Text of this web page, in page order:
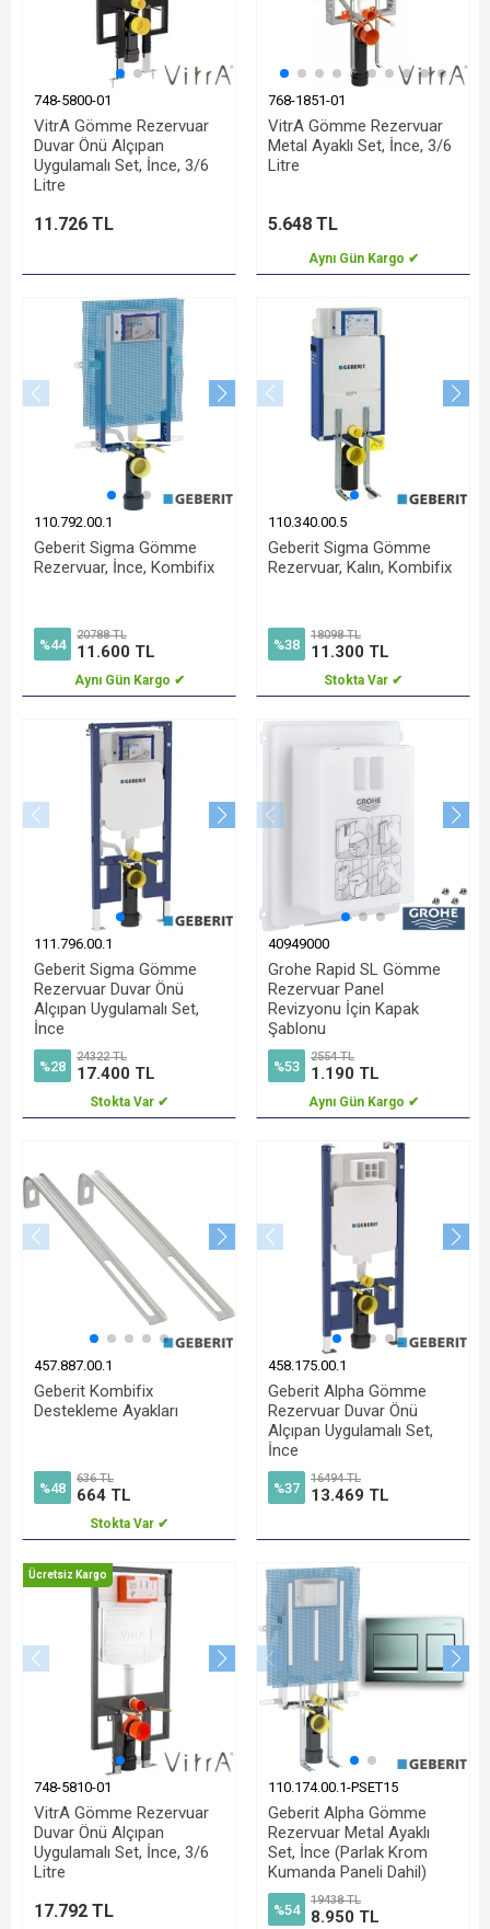
748-5800-01
VitrA Gömme Rezervuar
Duvar Önü Alçıpan
Uygulamalı Set, İnce, 3/6
Litre
11.726 TL
768-1851-01
VitrA Gömme Rezervuar
Metal Ayaklı Set, İnce, 3/6
Litre
5.648 TL
Aynı Gün Kargo ✔
110.792.00.1
Geberit Sigma Gömme
Rezervuar, İnce, Kombifix
%44
20788 TL
11.600 TL
Aynı Gün Kargo ✔
110.340.00.5
Geberit Sigma Gömme
Rezervuar, Kalın, Kombifix
%38
18098 TL
11.300 TL
Stokta Var ✔
111.796.00.1
Geberit Sigma Gömme
Rezervuar Duvar Önü
Alçıpan Uygulamalı Set,
İnce
%28
24322 TL
17.400 TL
Stokta Var ✔
40949000
Grohe Rapid SL Gömme
Rezervuar Panel
Revizyonu İçin Kapak
Şablonu
%53
2554 TL
1.190 TL
Aynı Gün Kargo ✔
457.887.00.1
Geberit Kombifix
Destekleme Ayakları
%48
636 TL
664 TL
Stokta Var ✔
458.175.00.1
Geberit Alpha Gömme
Rezervuar Duvar Önü
Alçıpan Uygulamalı Set,
İnce
%37
16494 TL
13.469 TL
Ücretsiz Kargo
748-5810-01
VitrA Gömme Rezervuar
Duvar Önü Alçıpan
Uygulamalı Set, İnce, 3/6
Litre
17.792 TL
110.174.00.1-PSET15
Geberit Alpha Gömme
Rezervuar Metal Ayaklı
Set, İnce (Parlak Krom
Kumanda Paneli Dahil)
%54
19438 TL
8.950 TL